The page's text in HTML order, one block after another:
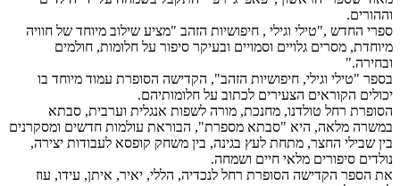
וההורים.
ספרי החדש ,"טילי וגילי , חיפושיות הזהב "מציע שילוב מיוחד של חוויה
מיוחדת, מסרים גלויים וסמויים ובעיקר סיפור על חלומות, חולמים
ובחירה."
בספר "טילי וגילי, חיפושיות הזהב", הקדישה הסופרת עמוד מיוחד בו
יכולים הקוראים הצעירים לכתוב על חלומותיהם.
הסופרת רחל טולדנו, מחנכת, מורה לשפות אנגלית וערבית, סבתא
במשרה מלאה, היא "סבתא מספרת", הבוראת עולמות חדשים ומסקרנים
בין שבילי החצר, מתחת לעץ בגינה, בין משחק קופסא לעבודות יצירה,
נולדים סיפורים מלאי חיים ושמחה.
את הספר הקדישה הסופרת רחל לנכדיה, הללי, יאיר, איתן, עידו, עוז